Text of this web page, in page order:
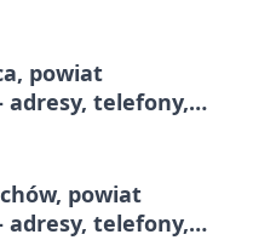
powiat
adresy, telefony,
powiat
adresy, telefony,